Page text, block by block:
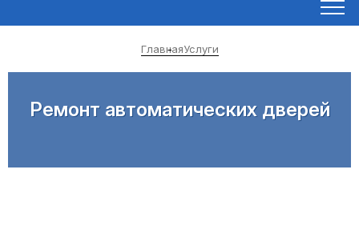
ГлавнаяУслуги
Ремонт автоматических дверей